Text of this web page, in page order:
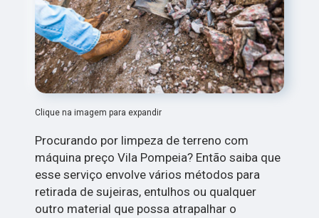
Clique na imagem para expandir
Procurando por limpeza de terreno com
máquina preço Vila Pompeia? Então saiba que
esse serviço envolve vários métodos para
retirada de sujeiras, entulhos ou qualquer
outro material que possa atrapalhar o